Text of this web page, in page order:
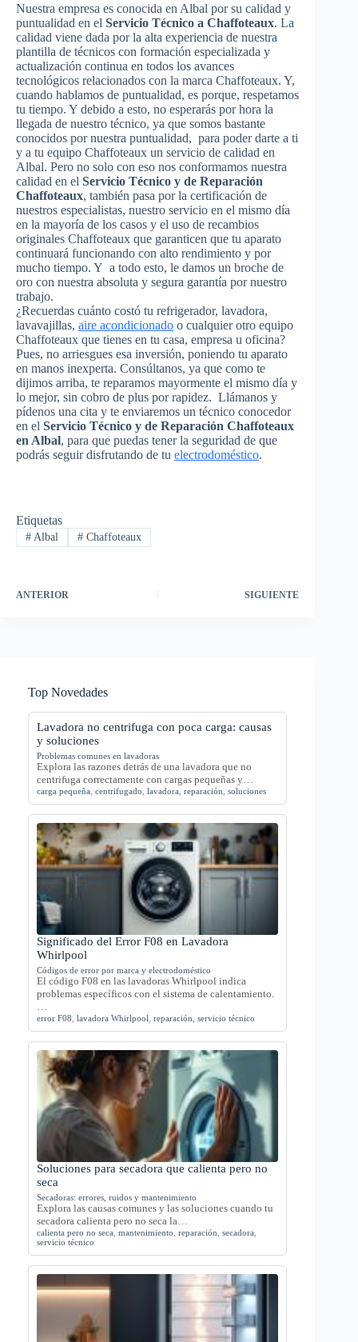
Nuestra empresa es conocida en Albal por su calidad y
puntualidad en el Servicio Técnico a Chaffoteaux. La
calidad viene dada por la alta experiencia de nuestra
plantilla de técnicos con formación especializada y
actualización continua en todos los avances
tecnológicos relacionados con la marca Chaffoteaux. Y,
cuando hablamos de puntualidad, es porque, respetamos
tu tiempo. Y debido a esto, no esperarás por hora la
llegada de nuestro técnico, ya que somos bastante
conocidos por nuestra puntualidad, para poder darte a ti
y a tu equipo Chaffoteaux un servicio de calidad en
Albal. Pero no solo con eso nos conformamos nuestra
calidad en el Servicio Técnico y de Reparación
Chaffoteaux, también pasa por la certificación de
nuestros especialistas, nuestro servicio en el mismo día
en la mayoría de los casos y el uso de recambios
originales Chaffoteaux que garanticen que tu aparato
continuará funcionando con alto rendimiento y por
mucho tiempo. Y a todo esto, le damos un broche de
oro con nuestra absoluta y segura garantía por nuestro
trabajo.
¿Recuerdas cuánto costó tu refrigerador, lavadora,
lavavajillas, aire acondicionado o cualquier otro equipo
Chaffoteaux que tienes en tu casa, empresa u oficina?
Pues, no arriesgues esa inversión, poniendo tu aparato
en manos inexperta. Consúltanos, ya que como te
dijimos arriba, te reparamos mayormente el mismo día y
lo mejor, sin cobro de plus por rapidez. Llámanos y
pídenos una cita y te enviaremos un técnico conocedor
en el Servicio Técnico y de Reparación Chaffoteaux
en Albal, para que puedas tener la seguridad de que
podrás seguir disfrutando de tu electrodoméstico.
Etiquetas
#Albal #Chaffoteaux
ANTERIOR SIGUIENTE
Top Novedades
Lavadora no centrifuga con poca carga: causas
y soluciones
Problemas comunes en lavadoras
Explora las razones detrás de una lavadora que no
centrifuga correctamente con cargas pequeñas y…
carga pequeña centrifugado lavadora reparación soluciones
Significado del Error F08 en Lavadora
Whirlpool
Códigos de error por marca y electrodoméstico
El código F08 en las lavadoras Whirlpool indica
problemas específicos con el sistema de calentamiento.
error F08 lavadora Whirlpool reparación servicio técnico
Soluciones para secadora que calienta pero no
seca
Secadoras: errores, ruidos y mantenimiento
Explora las causas comunes y las soluciones cuando tu
secadora calienta pero no seca la…
calienta pero no seca mantenimiento reparación secadora
servicio técnico